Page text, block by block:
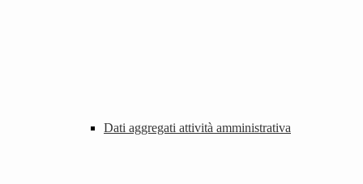
Dati aggregati attività amministrativa